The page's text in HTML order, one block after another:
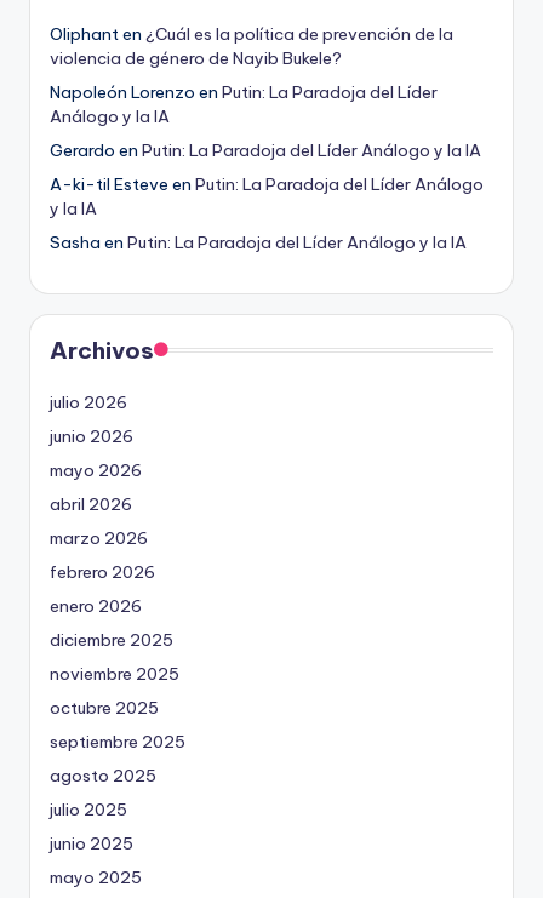
Oliphanten ¿Cuál es la política de prevención de la
violencia de género de Nayib Bukele?
Napoleón Lorenzo en Putin: La Paradoja del Líder
Análogo y la IA
Gerardo en Putin: La Paradoja del Líder Análogo y la IA
A-ki-til Esteve en Putin: La Paradoja del Líder Análogo
y la IA
Sasha en Putin: La Paradoja del Líder Análogo y la IA
Archivos
julio 2026
junio 2026
mayo 2026
abril 2026
marzo 2026
febrero 2026
enero 2026
diciembre 2025
noviembre 2025
octubre 2025
septiembre 2025
agosto 2025
julio 2025
junio 2025
mayo 2025